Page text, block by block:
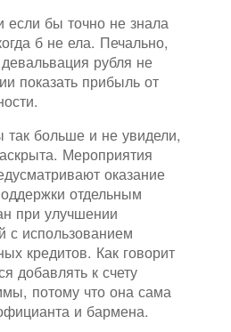
если бы точно не знала
б не ела. Печально,
рубля не
показать прибыль от
так больше и не увидели,
Мероприятия
оказание
отдельным
при улучшении
использованием
кредитов. Как говорит
добавлять к счету
потому что она сама
и бармена.